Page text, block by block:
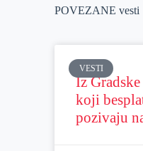
POVEZANE vesti
VESTI
Iz
koji
pozivaju